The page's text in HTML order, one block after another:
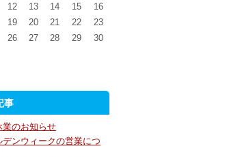
12 13 14 15
16
19 20 21 22
23
26 27 28 29
30
事
業のお知らせ
デンウィークの営業につ